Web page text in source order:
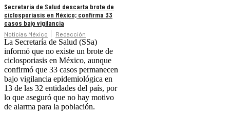
Secretaría de Salud descarta brote de
ciclosporiasis en México; confirma 33
casos bajo vigilancia
Noticias México Redacción
La Secretaría de Salud (SSa)
informó que no existe un brote de
ciclosporiasis en México, aunque
confirmó que 33 casos permanecen
bajo vigilancia epidemiológica en
13 de las 32 entidades del país, por
lo que aseguró que no hay motivo
de alarma para la población.